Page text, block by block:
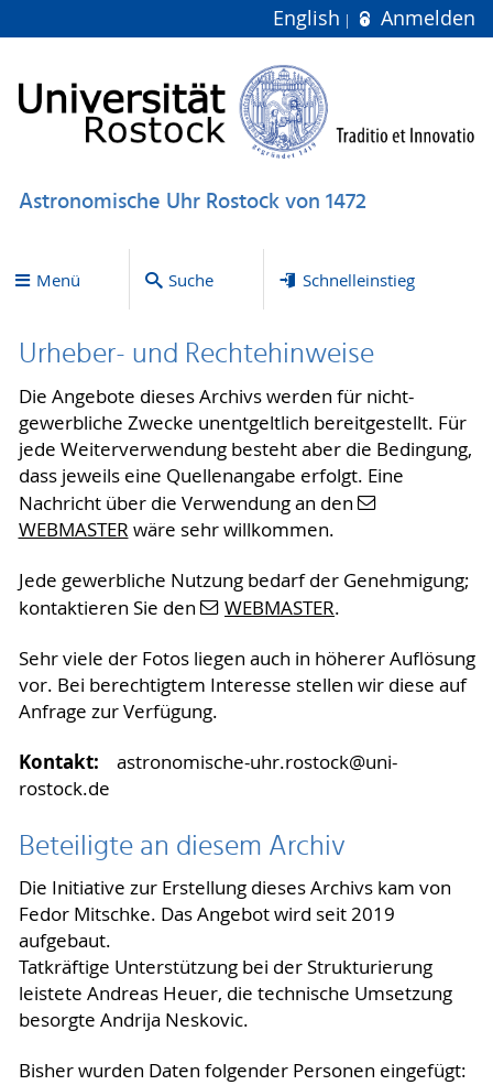
English Anmelden
Astronomische Uhr Rostock von 1472
Menü Suche Schnelleinstieg
Urheber- und Rechtehinweise
Die Angebote dieses Archivs werden für nicht-
gewerbliche Zwecke unentgeltlich bereitgestellt. Für
jede Weiterverwendung besteht aber die Bedingung,
dass jeweils eine Quellenangabe erfolgt. Eine
Nachricht über die Verwendung an den
WEBMASTER wäre sehr willkommen.
Jede gewerbliche Nutzung bedarf der Genehmigung;
kontaktieren Sie den
WEBMASTER.
Sehr viele der Fotos liegen auch in höherer Auflösung
vor. Bei berechtigtem Interesse stellen wir diese auf
Anfrage zur Verfügung.
Kontakt: astronomische-uhr.rostock@uni-
rostock.de
Beteiligte an diesem Archiv
Die Initiative zur Erstellung dieses Archivs kam von
Fedor Mitschke. Das Angebot wird seit 2019
aufgebaut.
Tatkräftige Unterstützung bei der Strukturierung
leistete Andreas Heuer, die technische Umsetzung
besorgte Andrija Neskovic.
Bisher wurden Daten folgender Personen eingefügt: